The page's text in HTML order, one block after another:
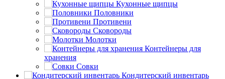
Кухонные щипцы
Половники
Противени
Сковороды
Молотки
Контейнеры для
хранения
Совки
Кондитерский инвентарь